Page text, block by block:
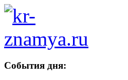
События дня: